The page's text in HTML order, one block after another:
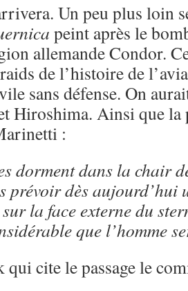
Un peu plus loin
peint après le
allemande Condor.
de l’histoire de
sans défense. On
Hiroshima. Ainsi que
:
dorment dans la chair
prévoir dès aujourd’hui
la face externe du
que l’homme
qui cite le passage le